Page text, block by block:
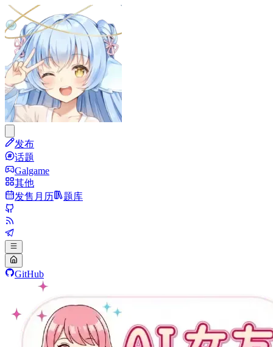
发布
话题
Galgame
其他
发售月历
题库
GitHub